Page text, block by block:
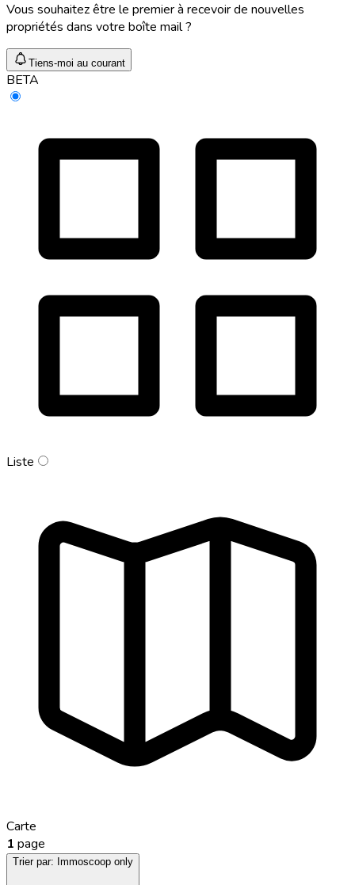
Vous souhaitez être le premier à recevoir de nouvelles
propriétés dans votre boîte mail ?
Tiens-moi au courant
BETA
Liste
Carte
1 page
Trier par: Immoscoop only